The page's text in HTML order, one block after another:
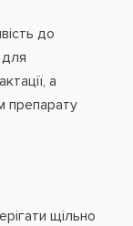
до
а
препарату
щільно